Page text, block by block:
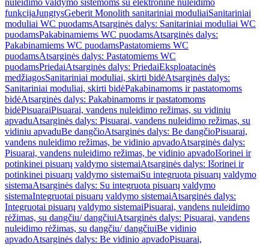
nuleidimo valdymo sistemoms su elektronine nuleidimo
funkcijaJungtysGeberit Monolith sanitariniai moduliaiSanitariniai
moduliai WC puodamsAtsarginės dalys: Sanitariniai moduliai WC
puodamsPakabinamiems WC puodamsAtsarginės dalys:
Pakabinamiems WC puodamsPastatomiems WC
puodamsAtsarginės dalys: Pastatomiems WC
puodamsPriedaiAtsarginės dalys: PriedaiEksploatacinės
medžiagosSanitariniai moduliai, skirti bidėAtsarginės dalys:
Sanitariniai moduliai, skirti bidėPakabinamoms ir pastatomoms
bidėAtsarginės dalys: Pakabinamoms ir pastatomoms
bidėPisuaraiPisuarai, vandens nuleidimo režimas, su vidiniu
apvaduAtsarginės dalys: Pisuarai, vandens nuleidimo režimas, su
vidiniu apvaduBe dangčioAtsarginės dalys: Be dangčioPisuarai,
vandens nuleidimo režimas, be vidinio apvadoAtsarginės dalys:
Pisuarai, vandens nuleidimo režimas, be vidinio apvadoIšorinei ir
potinkinei pisuarų valdymo sistemaiAtsarginės dalys: Išorinei ir
potinkinei pisuarų valdymo sistemaiSu integruota pisuarų valdymo
sistemaAtsarginės dalys: Su integruota pisuarų valdymo
sistemaIntegruotai pisuarų valdymo sistemaiAtsarginės dalys:
Integruotai pisuarų valdymo sistemaiPisuarai, vandens nuleidimo
rėžimas, su dangčiu/ dangčiuiAtsarginės dalys: Pisuarai, vandens
nuleidimo rėžimas, su dangčiu/ dangčiuiBe vidinio
apvadoAtsarginės dalys: Be vidinio apvadoPisuarai,